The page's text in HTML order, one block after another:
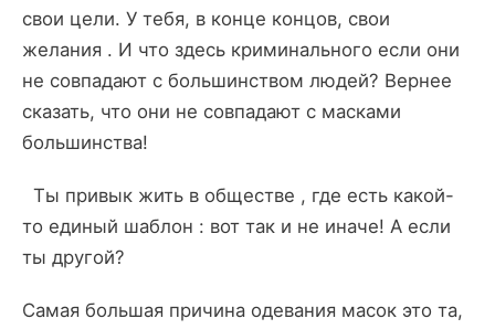
свои цели. У тебя, в конце концов, свои
желания . И что здесь криминального если они
не совпадают с большинством людей? Вернее
сказать, что они не совпадают с масками
большинства!
Ты привык жить в обществе , где есть какой-
то единый шаблон : вот так и не иначе! А если
ты другой?
Самая большая причина одевания масок это та,